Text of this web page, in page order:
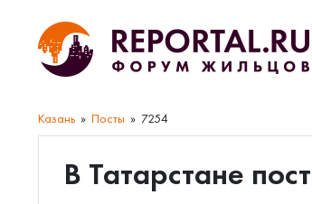
Казань Посты 7254
В Татарстане